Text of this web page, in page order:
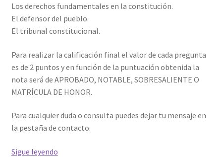
Los derechos fundamentales en la constitución.
El defensor del pueblo.
El tribunal constitucional.
Para realizar la calificación final el valor de cada pregunta
es de 2 puntos y en función de la puntuación obtenida la
nota será de APROBADO, NOTABLE, SOBRESALIENTE O
MATRÍCULA DE HONOR.
Para cualquier duda o consulta puedes dejar tu mensaje en
la pestaña de contacto.
Sigue leyendoLa